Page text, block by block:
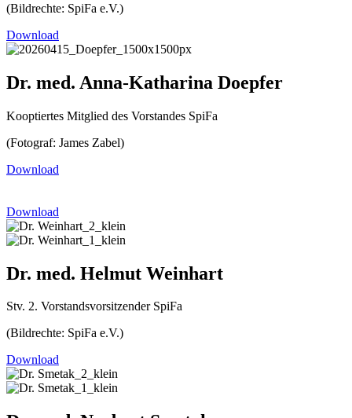
(Bildrechte: SpiFa e.V.)
Download
Dr. med. Anna-Katharina Doepfer
Kooptiertes Mitglied des Vorstandes SpiFa
(Fotograf: James Zabel)
Download
Download
Dr. med. Helmut Weinhart
Stv. 2. Vorstandsvorsitzender SpiFa
(Bildrechte: SpiFa e.V.)
Download